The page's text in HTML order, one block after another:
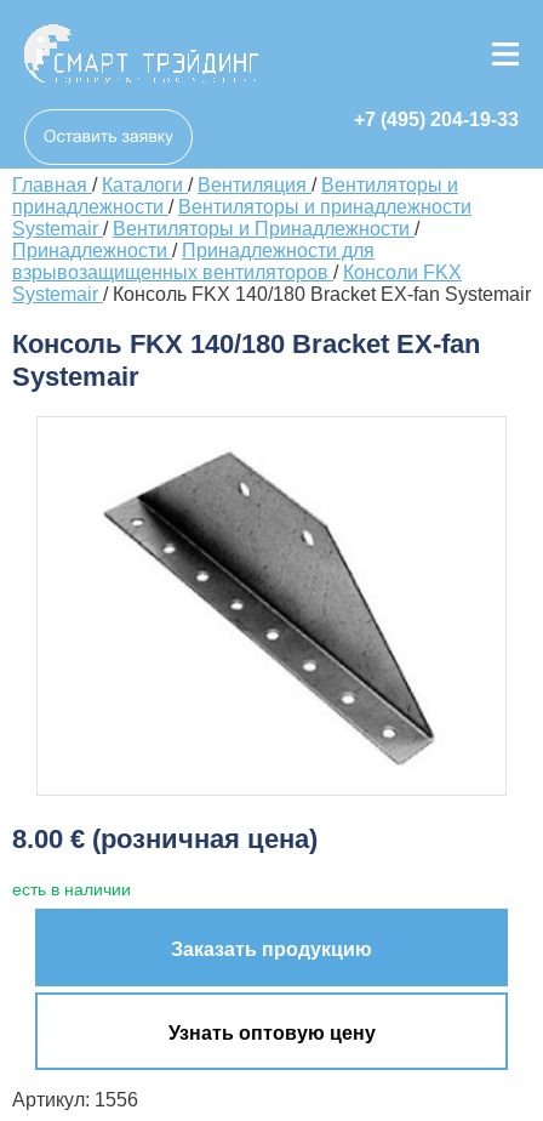
+7 (495) 204-19-33
Главная / Каталоги / Вентиляция / Вентиляторы и
принадлежности / Вентиляторы и принадлежности
Systemair / Вентиляторы и Принадлежности /
Принадлежности / Принадлежности для
взрывозащищенных вентиляторов / Консоли FKX
Systemair / Консоль FKX 140/180 Bracket EX-fan Systemair
Консоль FKX 140/180 Bracket EX-fan
Systemair
8.00 € (розничная цена)
есть в наличии
Заказать продукцию
Узнать оптовую цену
Артикул: 1556